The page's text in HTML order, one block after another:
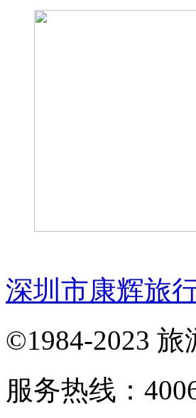
深圳市康辉旅
©1984-2023 旅
服务热线：